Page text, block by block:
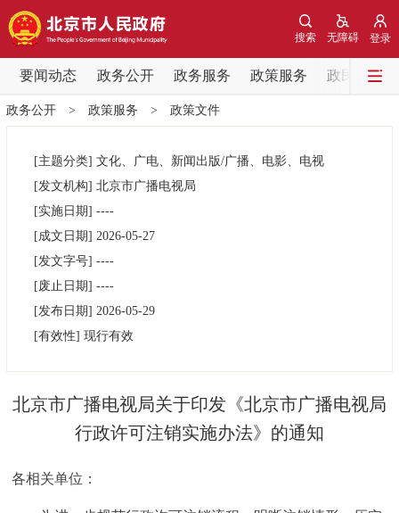
登录
无障碍
搜索
要闻动态 政务公开 政务服务 政策服务 政民互动
要闻动态
党中央精神 国务院信息
北京要闻 会议信息 部门动态
政务公开
市领导
政策兑现 政策解读 回应关切
决策公开 专题公开
政务公开> 政策服务 > 政策文件
[主题分类] 文化、广电、新闻出版/广播、电影、电视
[发文机构] 北京市广播电视局
[实施日期] ----
[成文日期] 2026-05-27
[发文字号] ----
[废止日期] ----
[发布日期] 2026-05-29
[有效性] 现行有效
北京市广播电视局关于印发《北京市广播电视局
行政许可注销实施办法》的通知
各相关单位：